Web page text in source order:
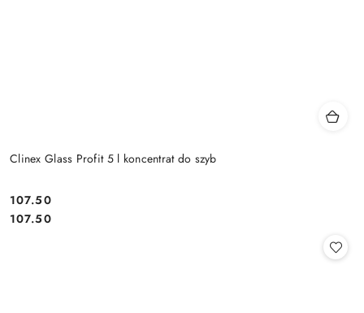
Clinex Glass Profit 5 l koncentrat do szyb
Cena:
107.50
Cena:
107.50